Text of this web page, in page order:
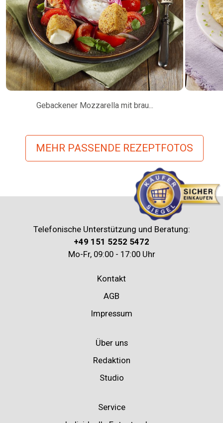
Gebackener Mozzarella mit brau...
MEHR PASSENDE REZEPTFOTOS
Telefonische Unterstützung und Beratung:
+49 151 5252 5472
Mo-Fr, 09:00 - 17:00 Uhr
Kontakt
AGB
Impressum
Über uns
Redaktion
Studio
Service